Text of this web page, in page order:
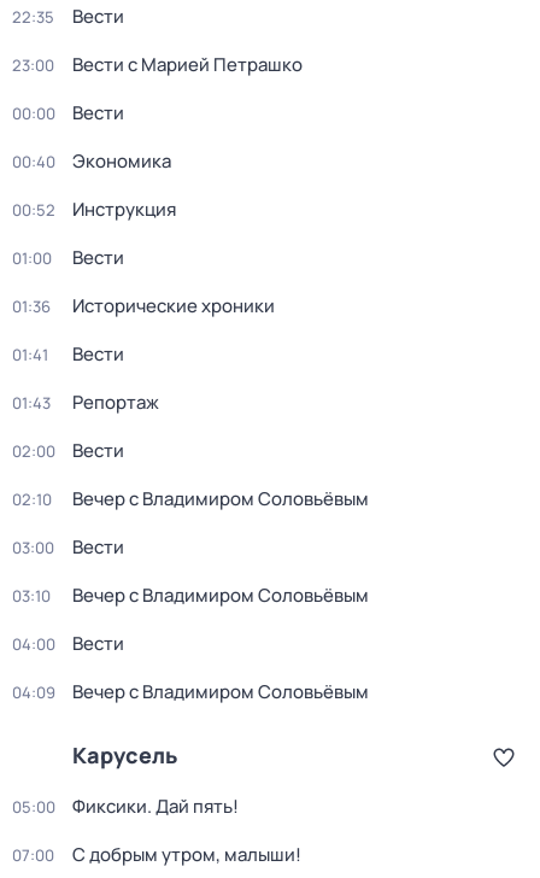
22:35 Вести
23:00 Вести с Марией Петрашко
00:00 Вести
00:40 Экономика
00:52 Инструкция
01:00 Вести
01:36 Исторические хроники
01:41 Вести
01:43 Репортаж
02:00 Вести
02:10 Вечер с Владимиром Соловьёвым
03:00 Вести
03:10 Вечер с Владимиром Соловьёвым
04:00 Вести
04:09 Вечер с Владимиром Соловьёвым
Карусель
05:00 Фиксики. Дай пять!
07:00 С добрым утром, малыши!